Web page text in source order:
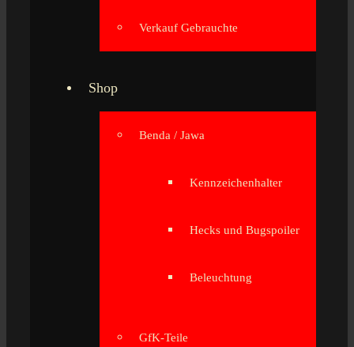
Verkauf Gebrauchte
Shop
Benda / Jawa
Kennzeichenhalter
Hecks und Bugspoiler
Beleuchtung
GfK-Teile